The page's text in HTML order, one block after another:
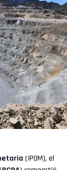
(IPOM), el